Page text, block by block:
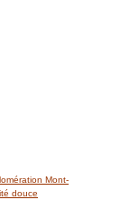
Mont-
douce